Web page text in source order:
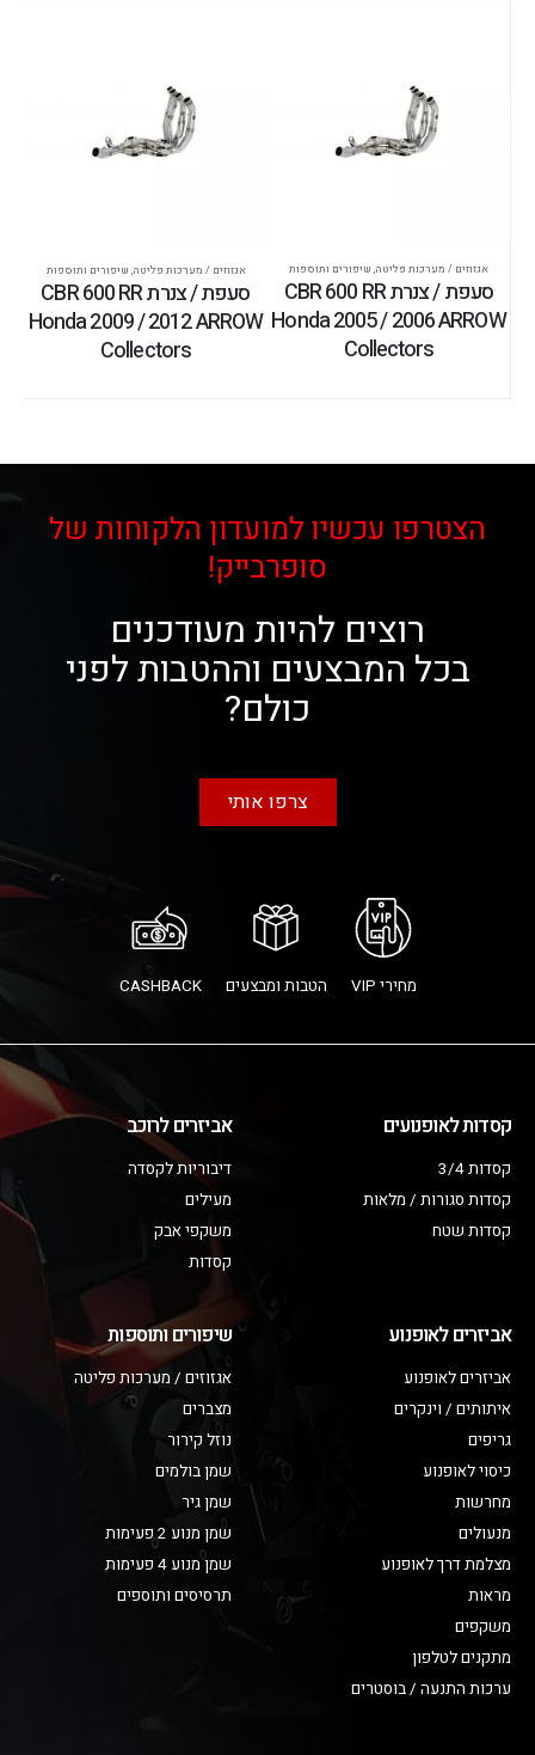
אגזוזים / מערכות פליטה, שיפורים ותוספות
סעפת / צנרת CBR 600 RR
Honda 2005 / 2006 ARROW
Collectors
אגזוזים / מערכות פליטה, שיפורים ותוספות
סעפת / צנרת CBR 600 RR
Honda 2009 / 2012 ARROW
Collectors
הצטרפו עכשיו למועדון הלקוחות של
סופרבייק!
רוצים להיות מעודכנים
בכל המבצעים וההטבות לפני
כולם?
צרפו אותי
מחירי VIP הטבות ומבצעים CASHBACK
קסדות לאופנועים
קסדות 3/4
קסדות סגורות / מלאות
קסדות שטח
אביזרים לרוכב
דיבוריות לקסדה
מעילים
משקפי אבק
קסדות
אביזרים לאופנוע
אביזרים לאופנוע
איתותים / וינקרים
גריפים
כיסוי לאופנוע
מחרשות
מנעולים
מצלמת דרך לאופנוע
מראות
משקפים
מתקנים לטלפון
ערכות התנעה / בוסטרים
שיפורים ותוספות
אגזוזים / מערכות פליטה
מצברים
נוזל קירור
שמן בולמים
שמן גיר
שמן מנוע 2 פעימות
שמן מנוע 4 פעימות
תרסיסים ותוספים